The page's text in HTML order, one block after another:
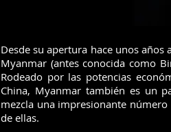
Desde su apertura hace unos
Myanmar (antes conocida como
Rodeado por las potencias
China, Myanmar también es un
mezcla una impresionante
de ellas.